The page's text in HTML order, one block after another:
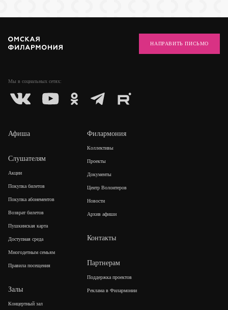
Мы в социальных сетях:
НАПРАВИТЬ ПИСЬМО
Афиша
Слушателям
Акции
Покупка билетов
Покупка абонементов
Возврат билетов
Пушкинская карта
Доступная среда
Многодетным семьям
Правила посещения
Залы
Концертный зал
Филармония
Коллективы
Проекты
Документы
Центр Волонтеров
Новости
Архив афиши
Контакты
Партнерам
Поддержка проектов
Реклама в Филармонии